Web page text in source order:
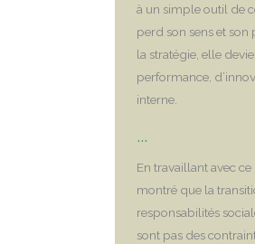
à un simple outil de
perd son sens et son
la stratégie, elle
performance,
interne.
...
En travaillant avec
montré que la
responsabilités
sont pas des